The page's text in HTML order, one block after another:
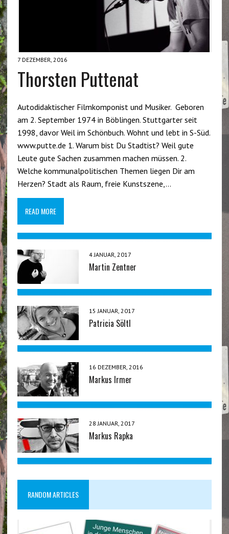
7 DEZEMBER, 2016
Thorsten Puttenat
Autodidaktischer Filmkomponist und Musiker. Geboren
am 2. September 1974 in Böblingen. Stuttgarter seit
1998, davor Weil im Schönbuch. Wohnt und lebt in S-Süd.
www.putte.de 1. Warum bist Du Stadtist? Weil gute
Leute gute Sachen zusammen machen müssen. 2.
Welche kommunalpolitischen Themen liegen Dir am
Herzen? Stadt als Raum, freie Kunstszene,…
READ MORE
4 JANUAR, 2017
Martin Zentner
15 JANUAR, 2017
Patricia Söltl
16 DEZEMBER, 2016
Markus Irmer
28 JANUAR, 2017
Markus Rapka
RANDOM ARTICLES